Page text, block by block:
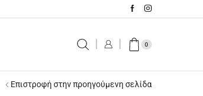
0
Επιστροφή στην προηγούμενη σελίδα